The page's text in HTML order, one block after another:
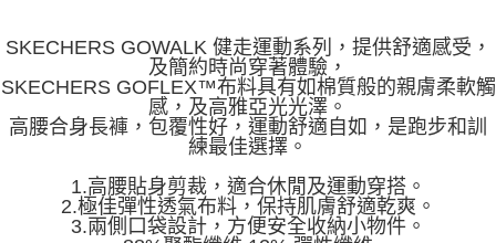
資料（包含姓名、電話或地址）提供予台灣大哥大進項蒐集、處理及利用，
由本公司與您本人進行分期帳單所需資料之確認、核對及更正。
3.完整用戶服務條款，請詳閱以下連結：https://oppay.tw/userRule
SKECHERS GOWALK 健走運動系列，提供舒適感受，
及簡約時尚穿著體驗，
SKECHERS GOFLEX™布料具有如棉質般的親膚柔軟觸
感，及高雅亞光光澤。
高腰合身長褲，包覆性好，運動舒適自如，是跑步和訓
練最佳選擇。
1.高腰貼身剪裁，適合休閒及運動穿搭。
2.極佳彈性透氣布料，保持肌膚舒適乾爽。
3.兩側口袋設計，方便安全收納小物件。